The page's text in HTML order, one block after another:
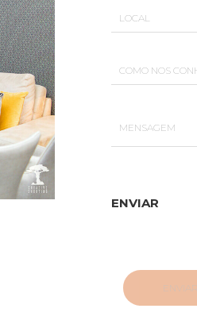
ENVIAR
ENVIAR